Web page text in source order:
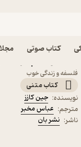
کتاب صوتی
فلسفه و زندگی خوب
کتاب متنی
نویسنده: جین کازز
مترجم: عباس مخبر
ناشر: نشر بان